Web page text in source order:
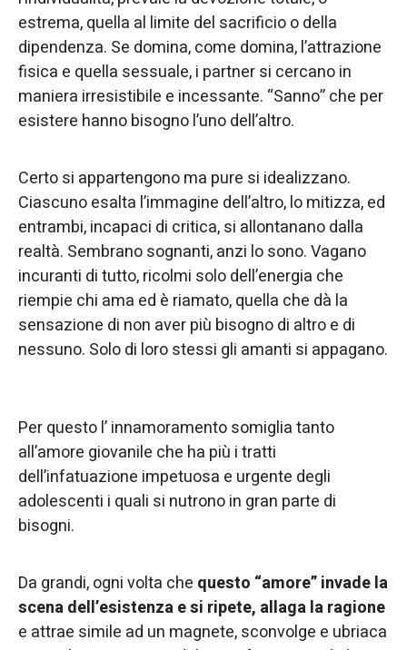
estrema, quella al limite del sacrificio o della
dipendenza. Se domina, come domina, l’attrazione
fisica e quella sessuale, i partner si cercano in
maniera irresistibile e incessante. “Sanno” che per
esistere hanno bisogno l’uno dell’altro.
Certo si appartengono ma pure si idealizzano.
Ciascuno esalta l’immagine dell’altro, lo mitizza, ed
entrambi, incapaci di critica, si allontanano dalla
realtà. Sembrano sognanti, anzi lo sono. Vagano
incuranti di tutto, ricolmi solo dell’energia che
riempie chi ama ed è riamato, quella che dà la
sensazione di non aver più bisogno di altro e di
nessuno. Solo di loro stessi gli amanti si appagano.
Per questo l’ innamoramento somiglia tanto
all’amore giovanile che ha più i tratti
dell’infatuazione impetuosa e urgente degli
adolescenti i quali si nutrono in gran parte di
bisogni.
Da grandi, ogni volta che questo “amore” invade la
scena dell’esistenza e si ripete, allaga la ragione
e attrae simile ad un magnete, sconvolge e ubriaca